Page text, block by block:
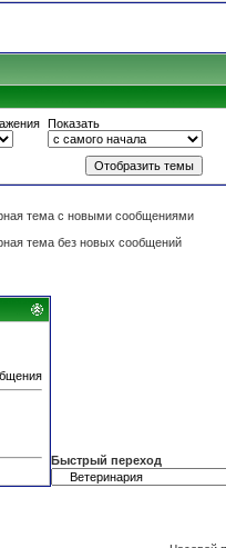
Показать
тема с новыми сообщениями
тема без новых сообщений
Быстрый переход